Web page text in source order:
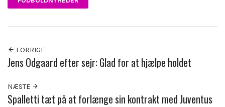
FORRIGE
Jens Odgaard efter sejr: Glad for at hjælpe holdet
NÆSTE
Spalletti tæt på at forlænge sin kontrakt med Juventus